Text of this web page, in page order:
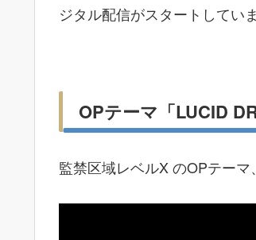
ジタル配信がスタートしていま
OPテーマ「LUCID
監禁区域レベルX のOPテーマ